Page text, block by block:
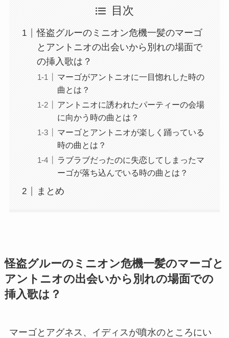
目次
怪盗グルーのミニオン危機一髪のマーゴ
とアントニオの出会いから別れの場面で
の挿入歌は？
マーゴがアントニオに一目惚れした時の
曲とは？
アントニオに誘われたパーティーの会場
に向かう時の曲とは？
マーゴとアントニオが楽しく踊っている
時の曲とは？
ラブラブだったのに失恋してしまったマ
ーゴが落ち込んでいる時の曲とは？
まとめ
怪盗グルーのミニオン危機一髪のマーゴと
アントニオの出会いから別れの場面での
挿入歌は？
マーゴとアグネス、イディスが噴水のところにい